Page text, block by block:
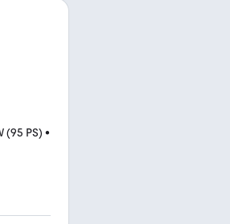
(95 PS) •